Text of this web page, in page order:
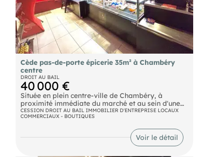
Cède pas-de-porte épicerie 35m² à Chambéry
centre
DROIT AU BAIL
40 000 €
Située en plein centre-ville de Chambéry, à
proximité immédiate du marché et au sein d'une
rue particulièrement passante, cette charmante
épicerie bénéficie d'un emplacement stratégique
en angle de rue, offrant une excellente visibilité et
un flux constant d'habitués comme de visiteurs.
CESSION DROIT AU BAIL IMMOBILIER D'ENTREPRISE LOCAUX
COMMERCIAUX - BOUTIQUES
Voir le détail